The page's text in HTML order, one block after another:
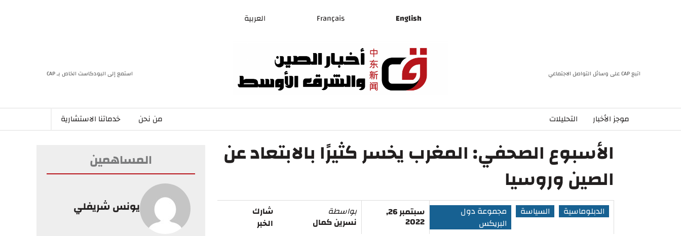
English
Français العربية
اتبع CAP على وسائل التواصل الاجتماعي استمع إلى البودكاست الخاص بـ CAP
موجز الأخبار التحليلات من نحن خدماتنا الاستشارية
الأسبوع الصحفي: المغرب يخسر كثيرًا بالابتعاد عن
الصين وروسيا
الدبلوماسية السياسة
مجموعة دول
البريكس
سبتمبر 26,
2022
بواسطة
نسرين كمال
شارك
الخبر
المساهمين
يونس شريفلي